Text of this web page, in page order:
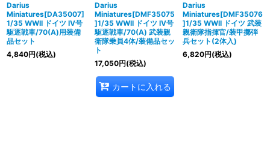
Darius
Miniatures[DA35007]
1/35 WWII ドイツ IV号
駆逐戦車/70(A)用装備
品セット
4,840円(税込)
Darius
Miniatures[DMF35075
]1/35 WWII ドイツ IV号
駆逐戦車/70(A) 武装親
衛隊乗員4体/装備品セッ
ト
17,050円(税込)
カートに入れる
Darius
Miniatures[DMF35076
]1/35 WWII ドイツ 武装
親衛隊指揮官/装甲擲弾
兵セット(2体入)
6,820円(税込)